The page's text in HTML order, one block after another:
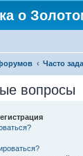
о
Часто
вопросы